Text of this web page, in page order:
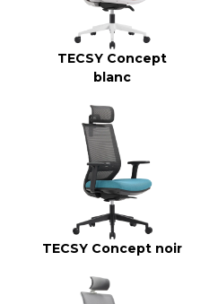
TECSY Concept
blanc
TECSY Concept noir